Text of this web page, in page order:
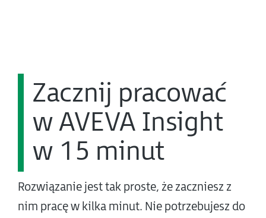
Zacznij pracować
w AVEVA Insight
w 15 minut
Rozwiązanie jest tak proste, że zaczniesz z
nim pracę w kilka minut. Nie potrzebujesz do